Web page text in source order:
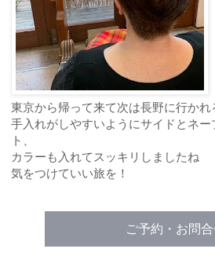
東京から帰って来て次は長野に行か
手入れがしやすいようにサイドとネー
ト、
カラーも入れてスッキリしましたね
気をつけていい旅を！
ご予約・お問